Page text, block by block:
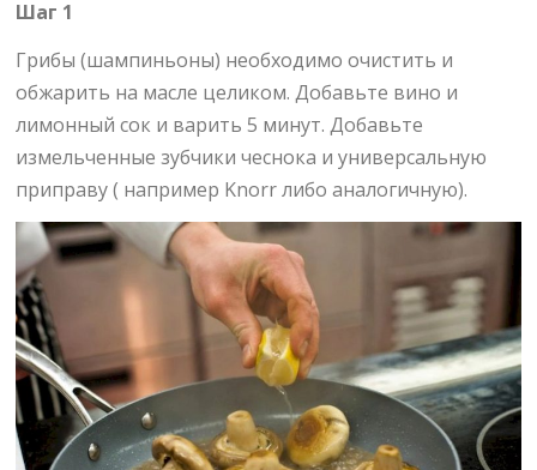
Шаг 1
Грибы (шампиньоны) необходимо очистить и
обжарить на масле целиком. Добавьте вино и
лимонный сок и варить 5 минут. Добавьте
измельченные зубчики чеснока и универсальную
приправу ( например Knorr либо аналогичную).